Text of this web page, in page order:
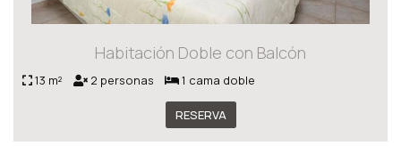
Habitación Doble con Balcón
13 m² 2 personas 1 cama doble
RESERVA